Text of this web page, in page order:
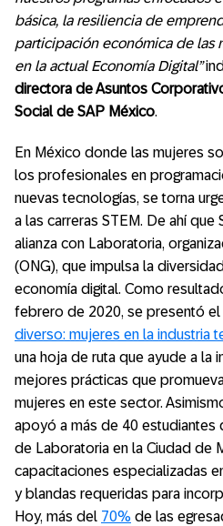
básica, la resiliencia de
participación económica de las
en la actual Economía Digital”
directora de Asuntos
Social de SAP México.
En México donde las mujeres
los profesionales en
nuevas tecnologías, se torna
a las carreras STEM. De ahí que
alianza con Laboratoria,
(ONG), que impulsa la
economía digital. Como
febrero de 2020, se presentó el
diverso: mujeres en la industria
una hoja de ruta que ayude a la
mejores prácticas que
mujeres en este sector.
apoyó a más de 40 estudiantes
de Laboratoria en la Ciudad de
capacitaciones especializadas
y blandas requeridas para
Hoy, más del 70% de las